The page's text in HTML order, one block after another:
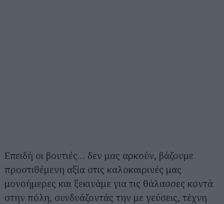
Επειδή οι βουτιές… δεν μας αρκούν, βάζουμε
προστιθέμενη αξία στις καλοκαιρινές μας
μονοήμερες και ξεκινάμε για τις θάλασσες κοντά
στην πόλη, συνδυάζοντάς την με γεύσεις, τέχνη